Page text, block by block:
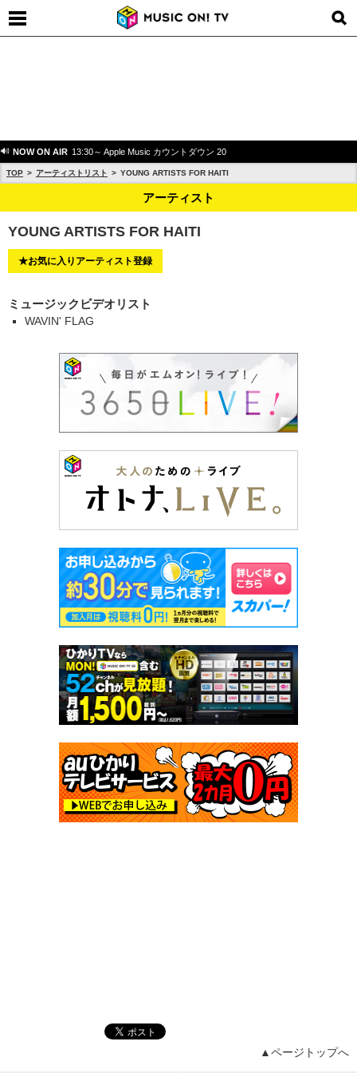
NOW ON AIR 13:30～ Apple Music カウントダウン 20
TOP アーティストリスト YOUNG ARTISTS FOR HAITI
アーティスト
YOUNG ARTISTS FOR HAITI
★お気に入りアーティスト登録
ミュージックビデオリスト
WAVIN' FLAG
▲ページトップへ